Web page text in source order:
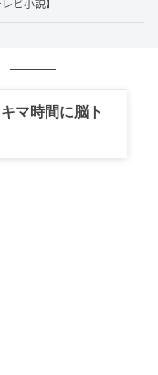
リサーチ調べ）の
房』、『カーネー
話題作が続々と生
評価を獲得するよ
ビ小説】
マ時間に脳ト